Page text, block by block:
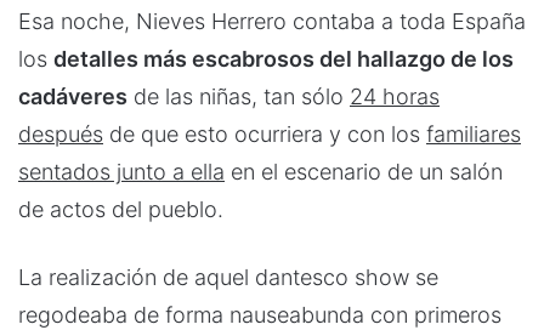
Esa noche, Nieves Herrero contaba a toda España
los detalles más escabrosos del hallazgo de los
cadáveres de las niñas, tan sólo 24 horas
después de que esto ocurriera y con los familiares
sentados junto a ella en el escenario de un salón
de actos del pueblo.
La realización de aquel dantesco show se
regodeaba de forma nauseabunda con primeros